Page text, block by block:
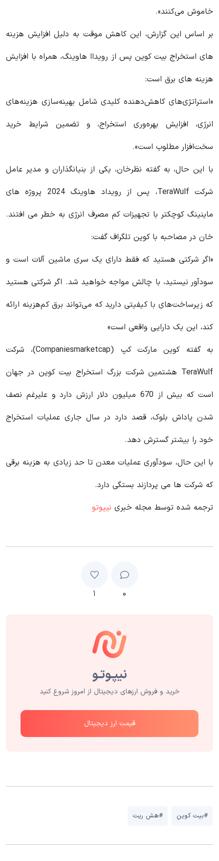
خاموش می‌کنند».
بر اساس این گزارش، این کاهش موقت به دلیل افزایش هزینه
های استخراج بیت کوین پس از رویداا هاوینگ، همراه با افزایش
هزینه های برق است:
«استراتژی‌های کاهش‌دهنده کلیدی شامل بهینه‌سازی هزینه‌های
انرژی، افزایش بهره‌وری استخراج، و تضمین شرایط خرید
سخت‌افزار مطلوب است».
با این حال، به گفته نظرخان، یکی از بنیانگذاران و مدیر عامل
شرکت TeraWulf، پس از رویداد هاوینگ 2024 پروژه های
ماینینگ کوچکتر با تجهیزات کم مصرف انرژی به خطر می افتند.
خان در مصاحبه با کوین تلگراف گفت:
«اگر شرکتی هستید که فقط دارای یک سری ماشین آلات است و
سودآور نیستید، با چالش مواجه خواهید شد. اگر شرکتی هستید
که زیرساخت‌های با کیفیتی دارید که می‌تواند برق کم‌هزینه ارائه
کند، این یک دارایی واقعی است»
به گفته کوین مارکت کپ (Companiesmarketcap)، شرکت
TeraWulf هشتمین شرکت بزرگ استخراج بیت کوین در جهان
است که بیش از 670 میلیون دلار ارزش دارد و علیرغم نصف
شدن پاداش بلوک، قصد دارد در سال جاری عملیات استخراج
خود را بیشتر گسترش دهد.
با این حال، سودآوری عملیات معدن تا حد زیادی به هزینه برقی
که شرکت ها می پردازند بستگی دارد.
ترجمه شده توسط مجله خبری نیپوتو
۰ ۱
خرید و فروش ارزهای دیجیتال از امروز شروع کنید
قیمت ارز دیجیتال
#بیت کوین #هش ریت